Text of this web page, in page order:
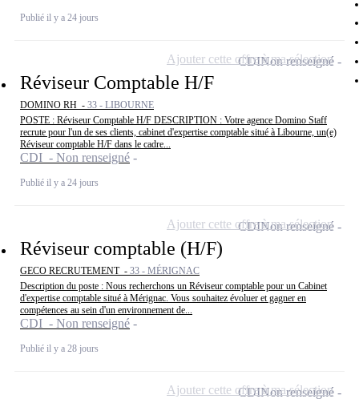
Publié il y a 24 jours
Réviseur Comptable H/F
DOMINO RH - 33 - LIBOURNE
POSTE : Réviseur Comptable H/F DESCRIPTION : Votre agence Domino Staff
recrute pour l'un de ses clients, cabinet d'expertise comptable situé à Libourne, un(e)
Réviseur comptable H/F dans le cadre...
CDI - Non renseigné
Publié il y a 24 jours
CDINon renseigné
Ajouter cette offre à ma sélection
Réviseur comptable (H/F)
GECO RECRUTEMENT - 33 - MÉRIGNAC
Description du poste : Nous recherchons un Réviseur comptable pour un Cabinet
d'expertise comptable situé à Mérignac. Vous souhaitez évoluer et gagner en
compétences au sein d'un environnement de...
CDI - Non renseigné
Publié il y a 28 jours
CDINon renseigné
Ajouter cette offre à ma sélection
CDINon renseigné
Ajouter cette offre à ma sélection